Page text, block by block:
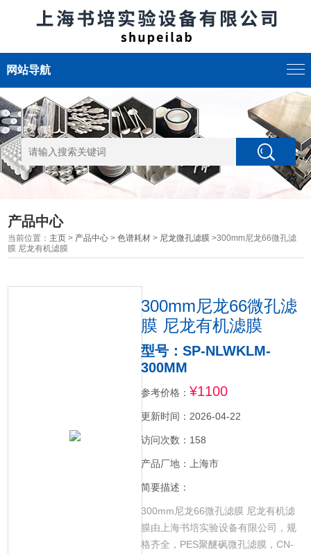
网站导航
产品中心
当前位置： 主页 > 产品中心 >色谱耗材 > 尼龙微孔滤膜 >300mm尼龙66微孔滤
膜 尼龙有机滤膜
300mm尼龙66微孔滤
膜 尼龙有机滤膜
型号：SP-NLWKLM-
300MM
参考价格： ¥1100
更新时间：2026-04-22
访问次数：158
产品厂地：上海市
简要描述：
300mm尼龙66微孔滤膜 尼龙有机滤
膜由上海书培实验设备有限公司，规
格齐全，PES聚醚砜微孔滤膜，CN-